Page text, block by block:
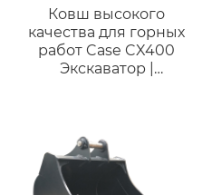
Ковш высокого
качества для горных
работ Case CX400
Экскаватор |